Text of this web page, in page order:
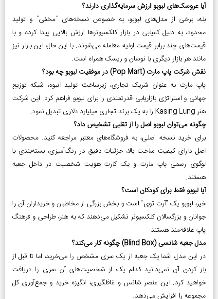
آیا عروسک‌های لبوبو ارزش سرمایه‌گذاری دارند؟
بله، برخی از مدل‌های لبوبو، به خصوص نسخه‌های "مخفی" و تولید
محدود، به دلیل کمیابی در بازار کلکسیونرها ارزش بالایی پیدا کرده و با
قیمت‌های چند برابر قیمت اولیه معامله می‌شوند. با این حال، این بازار نیز
مانند هر بازار دیگری با نوسان و ریسک همراه است.
نقش شرکت پاپ مارت (Pop Mart) در موفقیت لبوبو چه بود؟
پاپ مارت به عنوان شریک تجاری، زیرساخت تولید انبوه، شبکه توزیع
جهانی و استراتژی بازاریابی قدرتمندی را برای لبوبو فراهم کرد. این شرکت
هنر Kasing Lung را به یک برند تجاری میلیارد دلاری تبدیل نمود.
چگونه می‌توان لبوبو اصل را از تقلبی تشخیص داد؟
برای خرید نسخه اصلی، به فروشگاه‌های معتبر مراجعه کنید. محصولات
اصل دارای کیفیت ساخت بالا، جزئیات دقیق در رنگ‌آمیزی، بسته‌بندی با
لوگوی رسمی پاپ مارت و یک کارت هویت شخصیت در داخل جعبه
هستند.
آیا لبوبو فقط برای کودکان است؟
خیر، لبوبو یک "آرت توی" است و بخش بزرگی از مخاطبان و خریداران آن را
جوانان و بزرگسالان کلکسیونر تشکیل می‌دهند که به هنر، طراحی و فرهنگ
پاپ علاقه‌مند هستند.
مدل جعبه شانسی (Blind Box) چگونه کار می‌کند؟
در این مدل، شما یک جعبه از یک سری مشخص را می‌خرید، اما تا قبل از
باز کردن آن نمی‌دانید کدام یک از شخصیت‌های آن سری را دریافت
خواهید کرد. این عنصر شانس و غافلگیری، انگیزه خرید و جمع‌آوری کل
مجموعه را افزایش می‌دهد.